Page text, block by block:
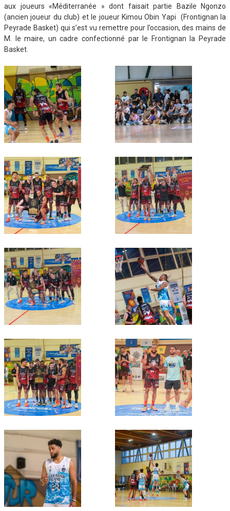
aux joueurs «Méditerranée » dont faisait partie Bazile Ngonzo
(ancien joueur du club) et le joueur Kimou Obin Yapi (Frontignan la
Peyrade Basket) qui s’est vu remettre pour l’occasion, des mains de
M. le maire, un cadre confectionné par le Frontignan la Peyrade
Basket.